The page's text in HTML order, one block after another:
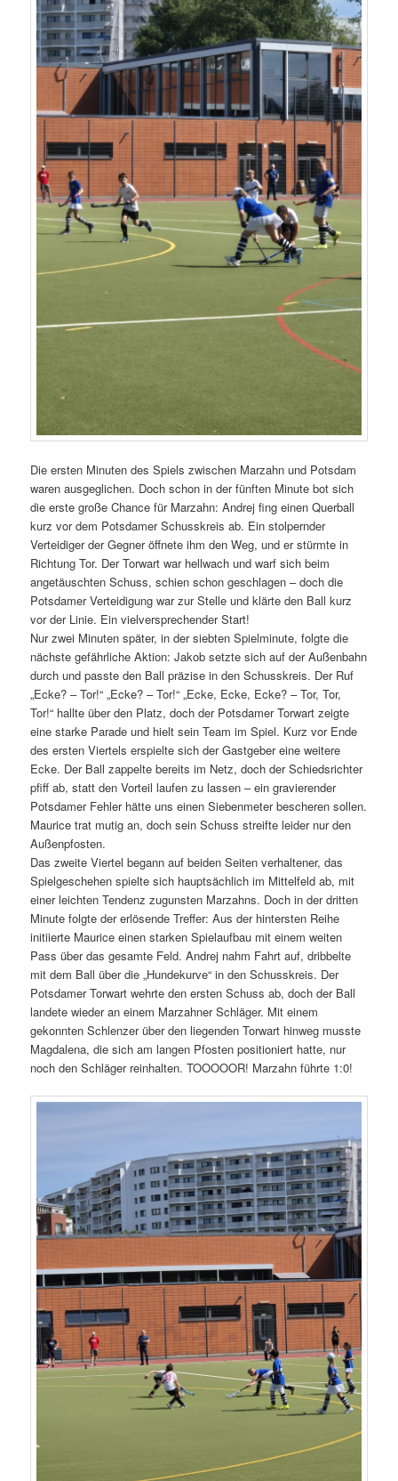
Die ersten Minuten des Spiels zwischen Marzahn und Potsdam
waren ausgeglichen. Doch schon in der fünften Minute bot sich
die erste große Chance für Marzahn: Andrej fing einen Querball
kurz vor dem Potsdamer Schusskreis ab. Ein stolpernder
Verteidiger der Gegner öffnete ihm den Weg, und er stürmte in
Richtung Tor. Der Torwart war hellwach und warf sich beim
angetäuschten Schuss, schien schon geschlagen – doch die
Potsdamer Verteidigung war zur Stelle und klärte den Ball kurz
vor der Linie. Ein vielversprechender Start!
Nur zwei Minuten später, in der siebten Spielminute, folgte die
nächste gefährliche Aktion: Jakob setzte sich auf der Außenbahn
durch und passte den Ball präzise in den Schusskreis. Der Ruf
„Ecke? – Tor!“ „Ecke? – Tor!“ „Ecke, Ecke, Ecke? – Tor, Tor,
Tor!“ hallte über den Platz, doch der Potsdamer Torwart zeigte
eine starke Parade und hielt sein Team im Spiel. Kurz vor Ende
des ersten Viertels erspielte sich der Gastgeber eine weitere
Ecke. Der Ball zappelte bereits im Netz, doch der Schiedsrichter
pfiff ab, statt den Vorteil laufen zu lassen – ein gravierender
Potsdamer Fehler hätte uns einen Siebenmeter bescheren sollen.
Maurice trat mutig an, doch sein Schuss streifte leider nur den
Außenpfosten.
Das zweite Viertel begann auf beiden Seiten verhaltener, das
Spielgeschehen spielte sich hauptsächlich im Mittelfeld ab, mit
einer leichten Tendenz zugunsten Marzahns. Doch in der dritten
Minute folgte der erlösende Treffer: Aus der hintersten Reihe
initiierte Maurice einen starken Spielaufbau mit einem weiten
Pass über das gesamte Feld. Andrej nahm Fahrt auf, dribbelte
mit dem Ball über die „Hundekurve“ in den Schusskreis. Der
Potsdamer Torwart wehrte den ersten Schuss ab, doch der Ball
landete wieder an einem Marzahner Schläger. Mit einem
gekonnten Schlenzer über den liegenden Torwart hinweg musste
Magdalena, die sich am langen Pfosten positioniert hatte, nur
noch den Schläger reinhalten. TOOOOOR! Marzahn führte 1:0!